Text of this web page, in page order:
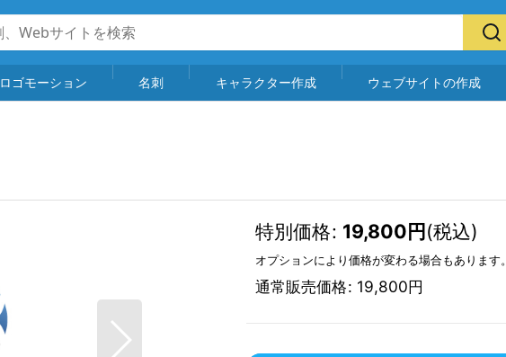
ロゴモーション 名刺 キャラクター作成 ウェブサイトの作成
特別価格: 19,800円(税込)
オプションにより価格が変わる場合もあります。
通常販売価格: 19,800円